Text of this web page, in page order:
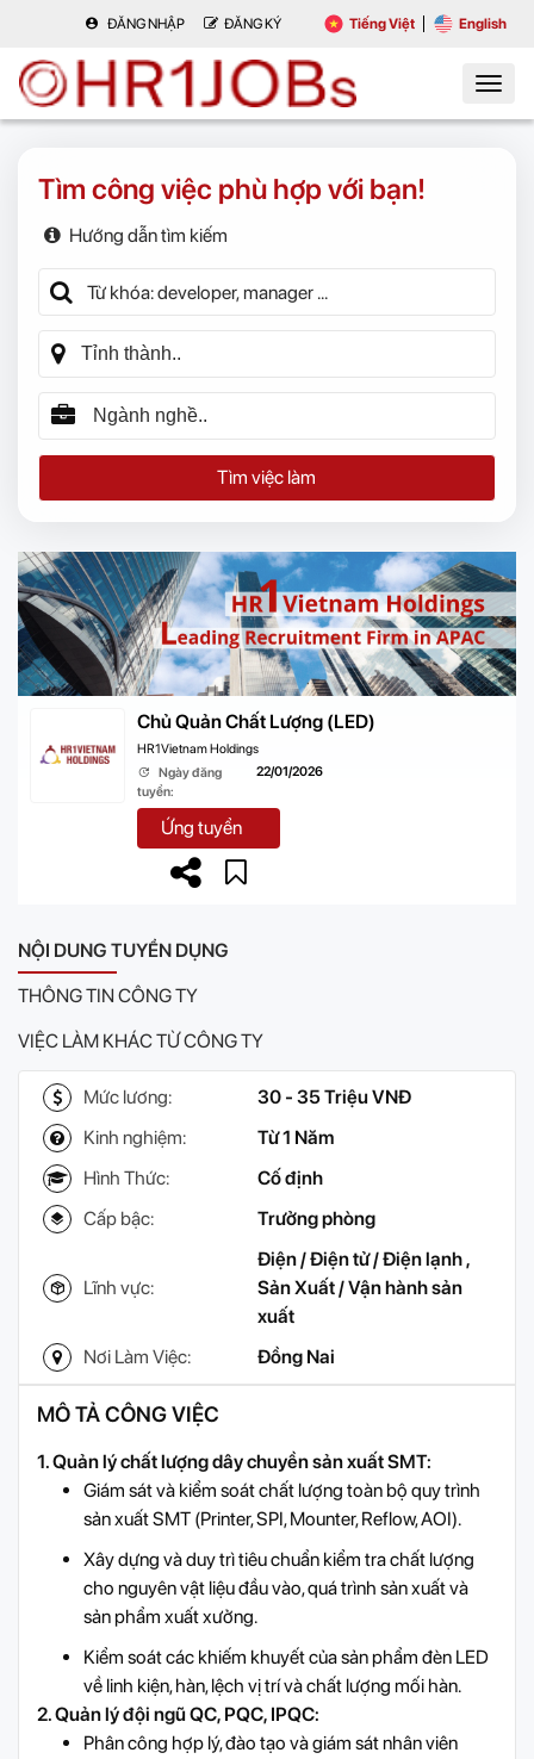
ĐĂNG NHẬP ĐĂNG KÝ Tiếng Việt English
Tìm công việc phù hợp với bạn!
Hướng dẫn tìm kiếm
Tìm việc làm
Chủ Quản Chất Lượng (LED)
HR1Vietnam Holdings
Ngày đăng
tuyển:
22/01/2026
Ứng tuyển
NỘI DUNG TUYỂN DỤNG
THÔNG TIN CÔNG TY
VIỆC LÀM KHÁC TỪ CÔNG TY
Mức lương:
30 - 35 Triệu VNĐ
Kinh nghiệm:
Từ 1 Năm
Hình Thức:
Cố định
Cấp bậc:
Trưởng phòng
Lĩnh vực:
Điện / Điện tử / Điện lạnh,
Sản Xuất / Vận hành sản
xuất
Nơi Làm Việc:
Đồng Nai
MÔ TẢ CÔNG VIỆC
1. Quản lý chất lượng dây chuyền sản xuất SMT:
Giám sát và kiểm soát chất lượng toàn bộ quy trình
sản xuất SMT (Printer, SPI, Mounter, Reflow, AOI).
Xây dựng và duy trì tiêu chuẩn kiểm tra chất lượng
cho nguyên vật liệu đầu vào, quá trình sản xuất và
sản phẩm xuất xưởng.
Kiểm soát các khiếm khuyết của sản phẩm đèn LED
về linh kiện, hàn, lệch vị trí và chất lượng mối hàn.
2. Quản lý đội ngũ QC, PQC, IPQC:
Phân công hợp lý, đào tạo và giám sát nhân viên